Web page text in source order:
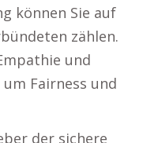
können Sie auf
zählen.
und
Fairness und
der sichere